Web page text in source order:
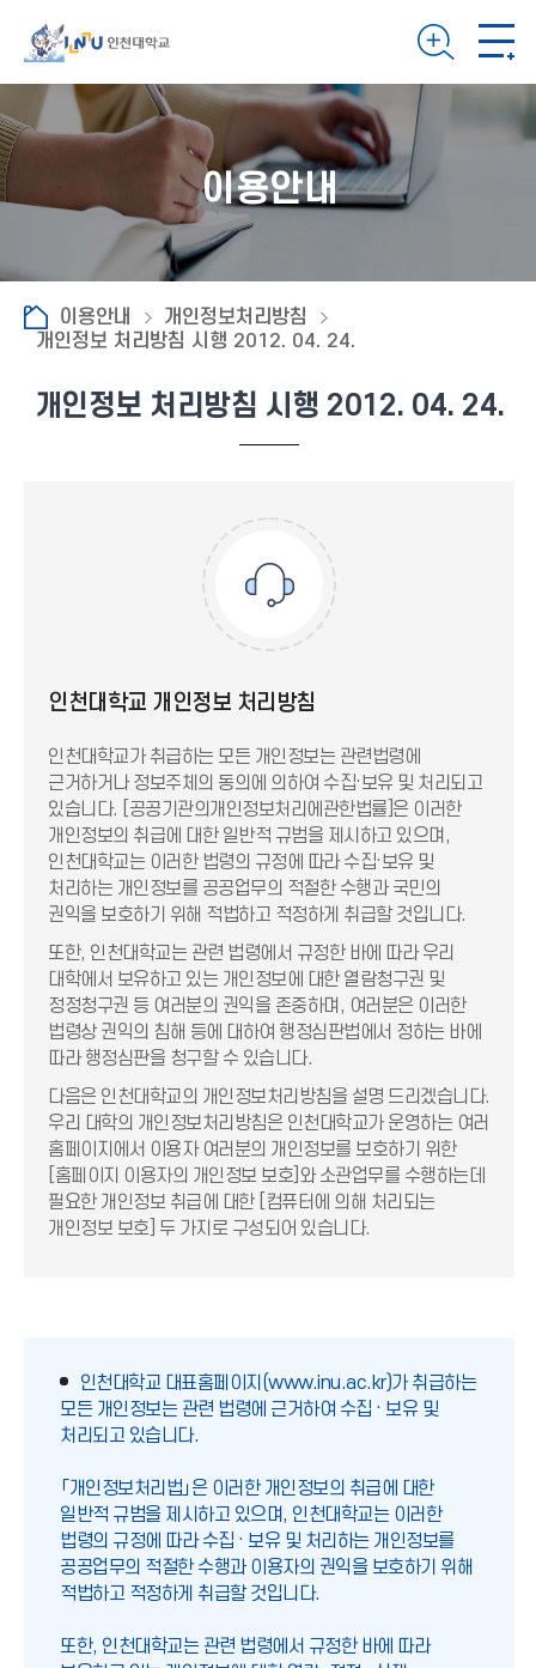
이용안내
이용안내
개인정보처리방침
개인정보 처리방침 시행 2012. 04. 24.
개인정보 처리방침 시행 2012. 04. 24.
인천대학교 개인정보 처리방침
인천대학교가 취급하는 모든 개인정보는 관련법령에
근거하거나 정보주체의 동의에 의하여 수집·보유 및 처리되고
있습니다. [공공기관의개인정보처리에관한법률]은 이러한
개인정보의 취급에 대한 일반적 규범을 제시하고 있으며,
인천대학교는 이러한 법령의 규정에 따라 수집·보유 및
처리하는 개인정보를 공공업무의 적절한 수행과 국민의
권익을 보호하기 위해 적법하고 적정하게 취급할 것입니다.
또한, 인천대학교는 관련 법령에서 규정한 바에 따라 우리
대학에서 보유하고 있는 개인정보에 대한 열람청구권 및
정정청구권 등 여러분의 권익을 존중하며, 여러분은 이러한
법령상 권익의 침해 등에 대하여 행정심판법에서 정하는 바에
따라 행정심판을 청구할 수 있습니다.
다음은 인천대학교의 개인정보처리방침을 설명 드리겠습니다.
우리 대학의 개인정보처리방침은 인천대학교가 운영하는 여러
홈페이지에서 이용자 여러분의 개인정보를 보호하기 위한
[홈페이지 이용자의 개인정보 보호]와 소관업무를 수행하는데
필요한 개인정보 취급에 대한 [컴퓨터에 의해 처리되는
개인정보 보호] 두 가지로 구성되어 있습니다.
인천대학교 대표홈페이지(www.inu.ac.kr)가 취급하는
모든 개인정보는 관련 법령에 근거하여 수집 · 보유 및
처리되고 있습니다.
「개인정보처리법」은 이러한 개인정보의 취급에 대한
일반적 규범을 제시하고 있으며, 인천대학교는 이러한
법령의 규정에 따라 수집 · 보유 및 처리하는 개인정보를
공공업무의 적절한 수행과 이용자의 권익을 보호하기 위해
적법하고 적정하게 취급할 것입니다.
또한, 인천대학교는 관련 법령에서 규정한 바에 따라